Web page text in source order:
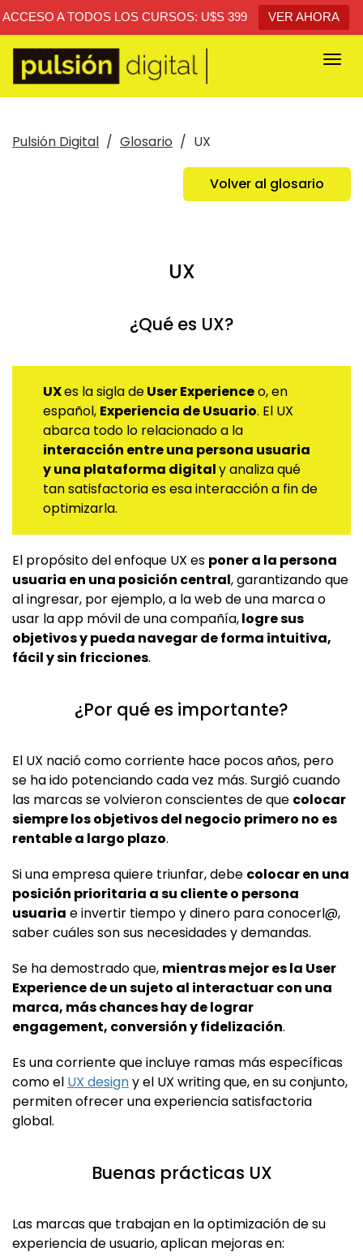
ACCESO A TODOS LOS CURSOS: U$S 399 VER AHORA
Pulsión Digital Glosario UX
Volver al glosario
UX
¿Qué es UX?
UXes la sigla deUser Experienceo, en
español, Experiencia de Usuario. El UX
abarca todo lo relacionado a la
interacción entre una persona usuaria
y una plataforma digitaly analiza qué
tan satisfactoria es esa interacción a fin de
optimizarla.
El propósito del enfoque UX es poner a la persona
usuaria en una posición central, garantizando que
al ingresar, por ejemplo, a la web de una marca o
usar la app móvil de una compañía,logre sus
objetivos y pueda navegar de forma intuitiva,
fácil y sin fricciones.
¿Por qué es importante?
El UX nació como corriente hace pocos años, pero
se ha ido potenciando cada vez más. Surgió cuando
las marcas se volvieron conscientes de que colocar
siempre los objetivos del negocio primero no es
rentable a largo plazo.
Si una empresa quiere triunfar, debe colocar en una
posición prioritaria a su cliente o persona
usuaria e invertir tiempo y dinero para conocerl@,
saber cuáles son sus necesidades y demandas.
Se ha demostrado que, mientras mejor es la User
Experience de un sujeto al interactuar con una
marca, más chances hay de lograr
engagement, conversión y fidelización.
Es una corriente que incluye ramas más específicas
como el UX designy el UX writing que, en su conjunto,
permiten ofrecer una experiencia satisfactoria
global.
Buenas prácticas UX
Las marcas que trabajan en la optimización de su
experiencia de usuario, aplican mejoras en: